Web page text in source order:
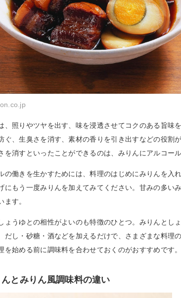
、照りやツヤを出す、味を浸透させてコクのある旨味
ぐ、生臭さを消す、素材の香りを引き出すなどの役割
を消すといったことができるのは、みりんにアルコー
の働きを生かすためには、料理のはじめにみりんを入
にもう一度みりんを加えてみてください。甘みの多い
ます。
ょうゆとの相性がよいのも特徴のひとつ。みりんとし
だし・砂糖・酒などを加えるだけで、さまざまな料理
を始める前に調味料を合わせておくのがおすすめです。
とみりん風調味料の違い